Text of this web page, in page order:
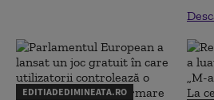
EDITIADEDIMINEATA.RO